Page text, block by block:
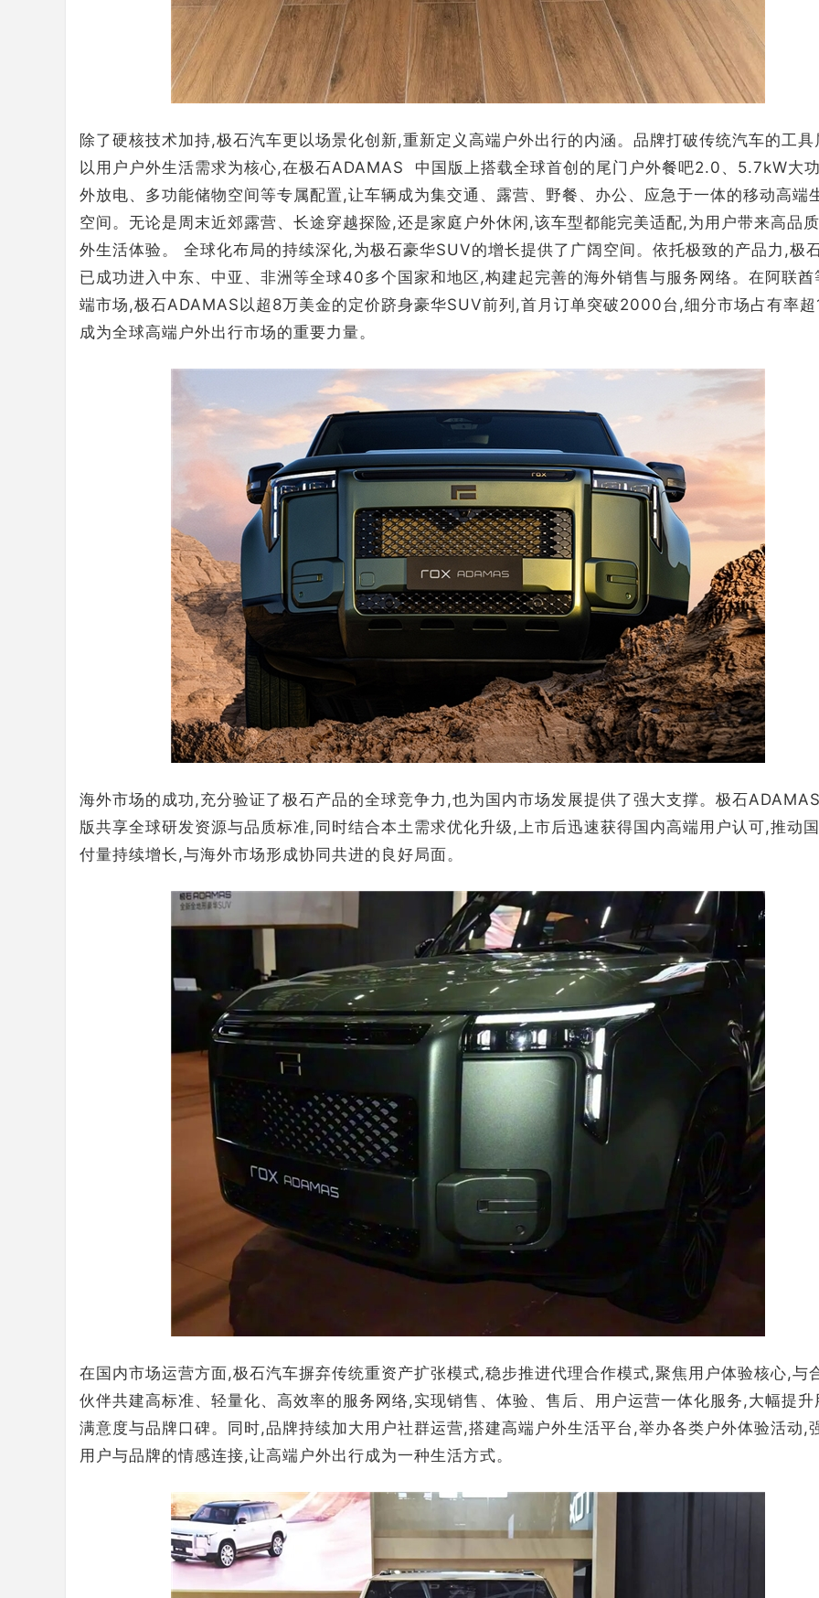
除了硬核技术加持,极石汽车更以场景化创新,重新定义高端户外出行的内涵。品牌打破传统汽车的工具
以用户户外生活需求为核心,在极石ADAMAS 中国版上搭载全球首创的尾门户外餐吧2.0、5.7kW大
外放电、多功能储物空间等专属配置,让车辆成为集交通、露营、野餐、办公、应急于一体的移动高端
空间。无论是周末近郊露营、长途穿越探险,还是家庭户外休闲,该车型都能完美适配,为用户带来高品
外生活体验。 全球化布局的持续深化,为极石豪华SUV的增长提供了广阔空间。依托极致的产品力,极
已成功进入中东、中亚、非洲等全球40多个国家和地区,构建起完善的海外销售与服务网络。在阿联酋
端市场,极石ADAMAS以超8万美金的定价跻身豪华SUV前列,首月订单突破2000台,细分市场占有率超
成为全球高端户外出行市场的重要力量。
海外市场的成功,充分验证了极石产品的全球竞争力,也为国内市场发展提供了强大支撑。极石
版共享全球研发资源与品质标准,同时结合本土需求优化升级,上市后迅速获得国内高端用户认可,推动
付量持续增长,与海外市场形成协同共进的良好局面。
在国内市场运营方面,极石汽车摒弃传统重资产扩张模式,稳步推进代理合作模式,聚焦用户体验核心,与
伙伴共建高标准、轻量化、高效率的服务网络,实现销售、体验、售后、用户运营一体化服务,大幅提升
满意度与品牌口碑。同时,品牌持续加大用户社群运营,搭建高端户外生活平台,举办各类户外体验活动,
用户与品牌的情感连接,让高端户外出行成为一种生活方式。